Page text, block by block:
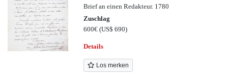
Brief an einen Redakteur. 1780
Zuschlag
600€(US$ 690)
Details
Los merken